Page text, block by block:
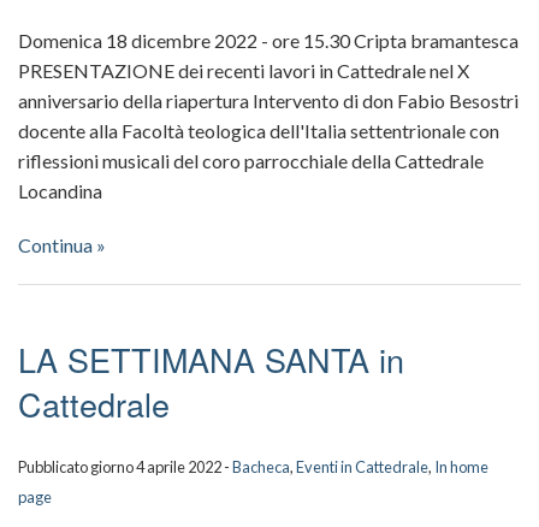
Domenica 18 dicembre 2022 - ore 15.30 Cripta bramantesca
PRESENTAZIONE dei recenti lavori in Cattedrale nel X
anniversario della riapertura Intervento di don Fabio Besostri
docente alla Facoltà teologica dell'Italia settentrionale con
riflessioni musicali del coro parrocchiale della Cattedrale
Locandina
Continua »
LA SETTIMANA SANTA in
Cattedrale
Pubblicato giorno 4 aprile 2022 -Bacheca,Eventi in Cattedrale, In home
page